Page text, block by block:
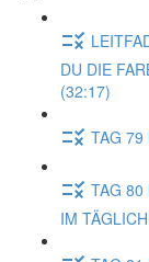
DU DIE
(32:17)
TAG 79
TAG 80
IM